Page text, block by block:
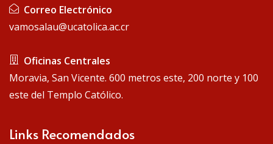
Correo Electrónico
vamosalau@ucatolica.ac.cr
Oficinas Centrales
Moravia, San Vicente. 600 metros este, 200 norte y 100
este del Templo Católico.
Links Recomendados